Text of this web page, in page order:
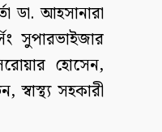
ডা. আহসানারা
সুপারভাইজার
হোসেন,
সহকারী